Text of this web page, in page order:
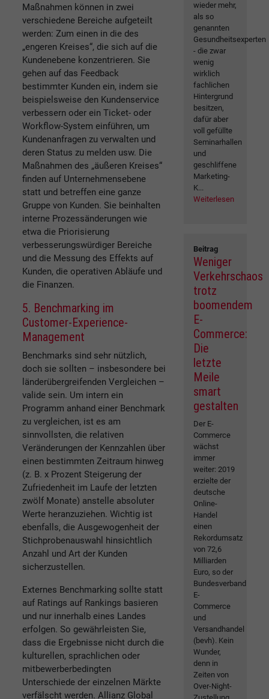
Maßnahmen können in zwei
verschiedene Bereiche aufgeteilt
werden: Zum einen in die des
„engeren Kreises“, die sich auf die
Kundenebene konzentrieren. Sie
gehen auf das Feedback
bestimmter Kunden ein, indem sie
beispielsweise den Kundenservice
verbessern oder ein Ticket- oder
Workflow-System einführen, um
Kundenanfragen zu verwalten und
deren Status zu melden usw. Die
Maßnahmen des „äußeren Kreises“
finden auf Unternehmensebene
statt und betreffen eine ganze
Gruppe von Kunden. Sie beinhalten
interne Prozessänderungen wie
etwa die Priorisierung
verbesserungswürdiger Bereiche
und die Messung des Effekts auf
Kunden, die operativen Abläufe und
die Finanzen.
5. Benchmarking im
Customer-Experience-
Management
Benchmarks sind sehr nützlich,
doch sie sollten – insbesondere bei
länderübergreifenden Vergleichen –
valide sein. Um intern ein
Programm anhand einer Benchmark
zu vergleichen, ist es am
sinnvollsten, die relativen
Veränderungen der Kennzahlen über
einen bestimmten Zeitraum hinweg
(z. B. x Prozent Steigerung der
Zufriedenheit im Laufe der letzten
zwölf Monate) anstelle absoluter
Werte heranzuziehen. Wichtig ist
ebenfalls, die Ausgewogenheit der
Stichprobenauswahl hinsichtlich
Anzahl und Art der Kunden
sicherzustellen.
Externes Benchmarking sollte statt
auf Ratings auf Rankings basieren
und nur innerhalb eines Landes
erfolgen. So gewährleisten Sie,
dass die Ergebnisse nicht durch die
kulturellen, sprachlichen oder
mitbewerberbedingten
Unterschiede der einzelnen Märkte
verfälscht werden. Allianz Global
wieder mehr,
als so
genannten
Gesundheitsexperten
- die zwar
wenig
wirklich
fachlichen
Hintergrund
besitzen,
dafür aber
voll gefüllte
Seminarhallen
und
geschliffene
Marketing-
K...
Weiterlesen
Beitrag
Weniger
Verkehrschaos
trotz
boomendem
E-
Commerce:
Die
letzte
Meile
smart
gestalten
Der E-
Commerce
wächst
immer
weiter: 2019
erzielte der
deutsche
Online-
Handel
einen
Rekordumsatz
von 72,6
Milliarden
Euro, so der
Bundesverband
E-
Commerce
und
Versandhandel
(bevh). Kein
Wunder,
denn in
Zeiten von
Over-Night-